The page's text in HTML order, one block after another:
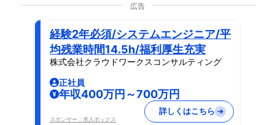
広告
経験2年必須/システムエンジニア/平
均残業時間14.5h/福利厚生充実
株式会社クラウドワークスコンサルティング
正社員
年収400万円～700万円
スポンサー：求人ボックス
詳しくはこちら